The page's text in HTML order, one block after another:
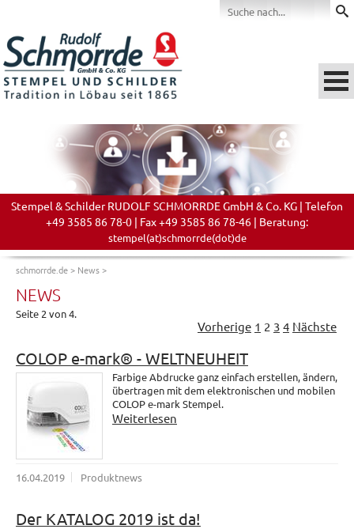
Stempel & Schilder RUDOLF SCHMORRDE GmbH & Co. KG | Telefon
+49 3585 86 78-0 | Fax +49 3585 86 78-46 | Beratung:
stempel(at)schmorrde(dot)de
schmorrde.de> News>
NEWS
Seite 2 von 4.
Vorherige 1 2 3 4 Nächste
COLOP e-mark® - WELTNEUHEIT
Farbige Abdrucke ganz einfach erstellen, ändern,
übertragen mit dem elektronischen und mobilen
COLOP e-mark Stempel.
Weiterlesen
16.04.2019 Produktnews
Der KATALOG 2019 ist da!